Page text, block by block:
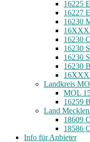
16225
16227
16230
16XXX
16230
16230
16230
16230
16XXX
Landkreis
MOL
16259
Land
18609
18586
Info für Anbieter